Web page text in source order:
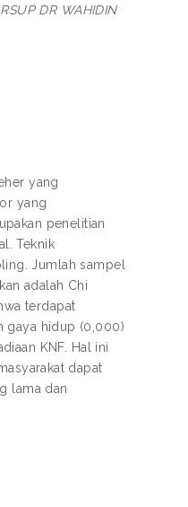
DR WAHIDIN
yang
yang
penelitian
Teknik
Jumlah sampel
adalah Chi
terdapat
gaya hidup (0,000)
KNF. Hal ini
dapat
lama dan